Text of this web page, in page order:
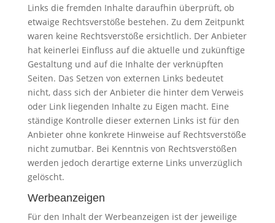
Links die fremden Inhalte daraufhin überprüft, ob
etwaige Rechtsverstöße bestehen. Zu dem Zeitpunkt
waren keine Rechtsverstöße ersichtlich. Der Anbieter
hat keinerlei Einfluss auf die aktuelle und zukünftige
Gestaltung und auf die Inhalte der verknüpften
Seiten. Das Setzen von externen Links bedeutet
nicht, dass sich der Anbieter die hinter dem Verweis
oder Link liegenden Inhalte zu Eigen macht. Eine
ständige Kontrolle dieser externen Links ist für den
Anbieter ohne konkrete Hinweise auf Rechtsverstöße
nicht zumutbar. Bei Kenntnis von Rechtsverstößen
werden jedoch derartige externe Links unverzüglich
gelöscht.
Werbeanzeigen
Für den Inhalt der Werbeanzeigen ist der jeweilige